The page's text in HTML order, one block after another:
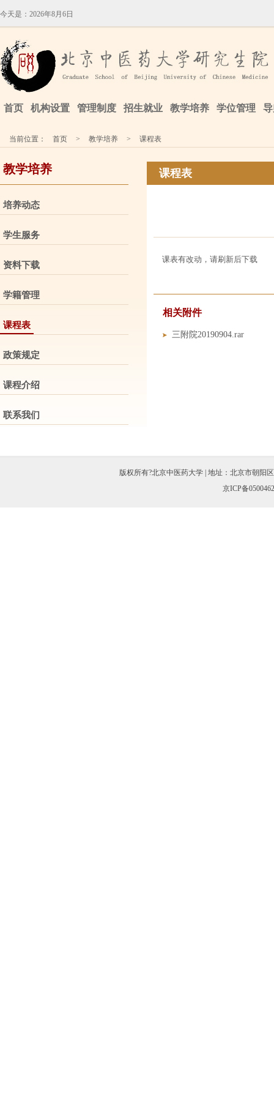
今天是： 2026年8月6日
首页 机构设置 管理制度 招生就业 教学培养 学位管理
当前位置： 首页 > 教学培养 > 课程表
教学培养
培养动态
学生服务
资料下载
学籍管理
课程表
政策规定
课程介绍
联系我们
课程表
课表有改动，请刷新后下载
相关附件
三附院20190904.rar
版权所有?北京中医药大学 | 地址：北京市朝阳
京ICP备